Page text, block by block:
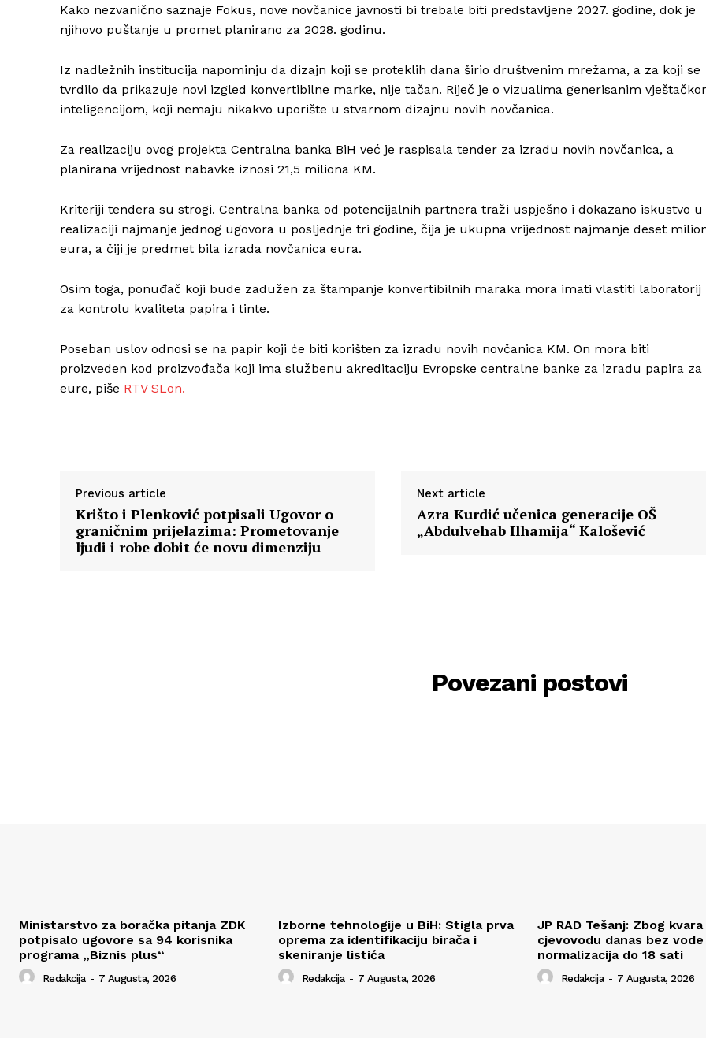
Kako nezvanično saznaje Fokus, nove novčanice javnosti bi trebale biti predstavljene 2027. godine, dok je
njihovo puštanje u promet planirano za 2028. godinu.
Iz nadležnih institucija napominju da dizajn koji se proteklih dana širio društvenim mrežama, a za koji se
tvrdilo da prikazuje novi izgled konvertibilne marke, nije tačan. Riječ je o vizualima generisanim
inteligencijom, koji nemaju nikakvo uporište u stvarnom dizajnu novih novčanica.
Za realizaciju ovog projekta Centralna banka BiH već je raspisala tender za izradu novih novčanica, a
planirana vrijednost nabavke iznosi 21,5 miliona KM.
Kriteriji tendera su strogi. Centralna banka od potencijalnih partnera traži uspješno i dokazano iskustvo u
realizaciji najmanje jednog ugovora u posljednje tri godine, čija je ukupna vrijednost najmanje deset
eura, a čiji je predmet bila izrada novčanica eura.
Osim toga, ponuđač koji bude zadužen za štampanje konvertibilnih maraka mora imati vlastiti laboratorij
za kontrolu kvaliteta papira i tinte.
Poseban uslov odnosi se na papir koji će biti korišten za izradu novih novčanica KM. On mora biti
proizveden kod proizvođača koji ima službenu akreditaciju Evropske centralne banke za izradu papira za
eure, piše RTV SLon.
Previous article
Krišto i Plenković potpisali Ugovor o
graničnim prijelazima: Prometovanje
ljudi i robe dobit će novu dimenziju
Next article
Azra Kurdić učenica generacije OŠ
„Abdulvehab Ilhamija“ Kalošević
Povezani postovi
Ministarstvo za boračka pitanja ZDK
potpisalo ugovore sa 94 korisnika
programa „Biznis plus“
Redakcija - 7 Augusta, 2026
Izborne tehnologije u BiH: Stigla prva
oprema za identifikaciju birača i
skeniranje listića
Redakcija - 7 Augusta, 2026
JP RAD Tešanj: Zbog kvara
cjevovodu danas bez
normalizacija do 18 sati
Redakcija - 7 Augusta, 2026